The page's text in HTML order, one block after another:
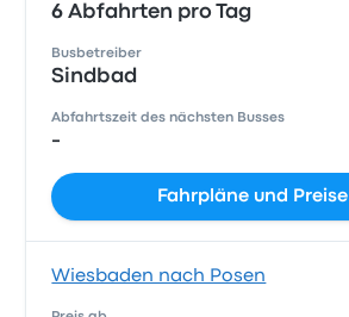
6 Abfahrten pro Tag
Busbetreiber
Sindbad
Abfahrtszeit des nächsten Busses
-
Fahrpläne und Preise
Wiesbaden nach Posen